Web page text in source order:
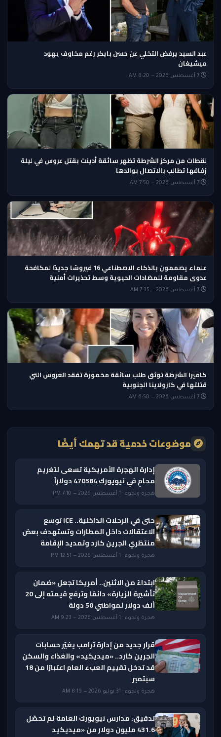
عبد السيد يرفض التخلي عن حسن بايكر رغم مخاوف يهود
ميشيغان
لقطات من مركز الشرطة تظهر سائقة أدينت بقتل عروس في ليلة
زفافها تطالب بالاتصال بوالدها
علماء يصممون بالذكاء الاصطناعي 16 فيروسًا جديدًا لمكافحة
عدوى مقاومة للمضادات الحيوية وسط تحذيرات أمنية
كاميرا الشرطة توثق طلب سائقة مخمورة تفقد العروس التي
قتلتها في كارولاينا الجنوبية
موضوعات خدمية قد تهمك أيضًا
إدارة الهجرة الأمريكية تسعى لتغريم
محامٍ في نيويورك 470584 دولاراً
هجرة ولجوء · 1 أغسطس 2026 — 7:10 PM
حتى في الرحلات الداخلية.. ICE توسع
الاعتقالات داخل المطارات وتستهدف بعض
منتظري الجرين كارد وتمديد الإقامة
هجرة ولجوء · 1 أغسطس 2026 — 12:51 PM
ابتداءً من الاثنين.. أمريكا تجعل «ضمان
تأشيرة الزيارة» دائمًا وترفع قيمته إلى 20
ألف دولار لمواطني 50 دولة
هجرة ولجوء · 1 أغسطس 2026 — 9:23 AM
قرار جديد من إدارة ترامب يغيّر حسابات
الجرين كارد.. «ميديكيد» والغذاء والسكن
قد تدخل تقييم العبء العام اعتبارًا من 18
سبتمبر
هجرة ولجوء · 31 يوليو 2026 — 8:19 AM
تدقيق: مدارس نيويورك العامة لم تحصّل
431.6 مليون دولار من «ميديكيد